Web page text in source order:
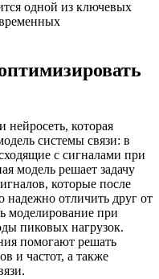
одной из ключевых
которая
системы связи: в
с сигналами при
модель решает задачу
которые после
надежно отличить друг от
моделирование при
пиковых нагрузок.
помогают решать
и частот, а также